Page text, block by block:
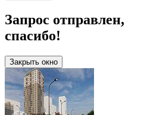
Запрос отправлен,
спасибо!
Закрыть окно